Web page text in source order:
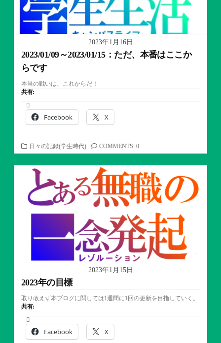
2023年1月16日
2023/01/09～2023/01/15：ただ、本番はここか
らです
本当の戦いは、これからだ！
共有:
Facebook X
カ
テ
ゴ
日々の記録(学生時代) COMMENTS: 0
2023年1月15日
2023年の目標
取り敢えず本ブログに関しては1週間に1回の更新を目指していく。
共有:
Facebook X